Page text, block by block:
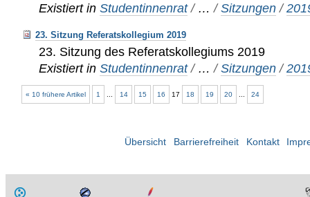
Existiert in Studentinnenrat / …/Sitzungen /
23. Sitzung Referatskollegium 2019
23. Sitzung des Referatskollegiums 2019
Existiert in Studentinnenrat / …/Sitzungen /
« 10 frühere Artikel 1 14 15 16 17 18 19 20 24
Übersicht Barrierefreiheit Kontakt